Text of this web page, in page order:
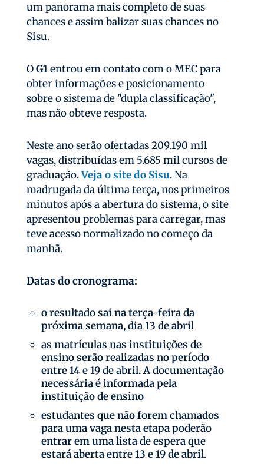
um panorama mais completo de suas
chances e assim balizar suas chances no
Sisu.
OG1entrou em contato com o MEC para
obter informações e posicionamento
sobre o sistema de "dupla classificação",
mas não obteve resposta.
Neste ano serão ofertadas 209.190 mil
vagas, distribuídas em 5.685 mil cursos de
graduação.Veja o site do Sisu. Na
madrugada da última terça, nos primeiros
minutos após a abertura do sistema, o site
apresentou problemas para carregar, mas
teve acesso normalizado no começo da
manhã.
Datas do cronograma:
o resultado sai na terça-feira da
próxima semana, dia 13 de abril
as matrículas nas instituições de
ensino serão realizadas no período
entre 14 e 19 de abril. A documentação
necessária é informada pela
instituição de ensino
estudantes que não forem chamados
para uma vaga nesta etapa poderão
entrar em uma lista de espera que
estará aberta entre 13 e 19 de abril.